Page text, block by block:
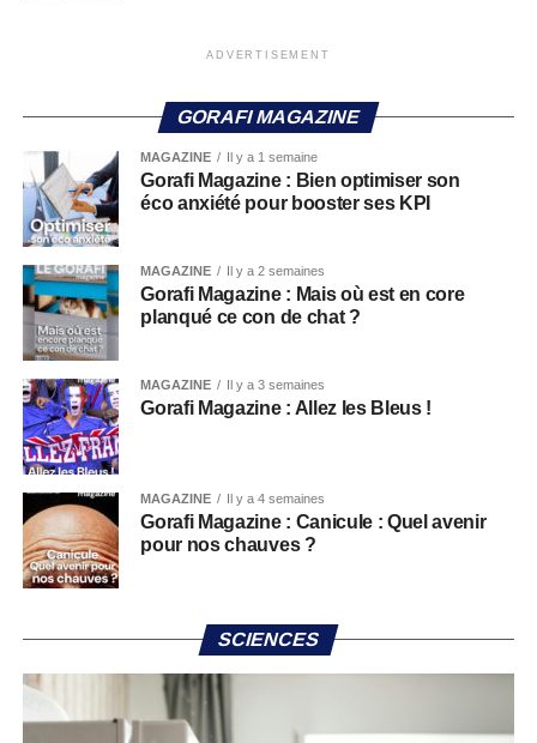
ADVERTISEMENT
GORAFI MAGAZINE
MAGAZINE Il y a 1 semaine
Gorafi Magazine : Bien optimiser son
éco anxiété pour booster ses KPI
MAGAZINE Il y a 2 semaines
Gorafi Magazine : Mais où est en core
planqué ce con de chat ?
MAGAZINE Il y a 3 semaines
Gorafi Magazine : Allez les Bleus !
MAGAZINE Il y a 4 semaines
Gorafi Magazine : Canicule : Quel avenir
pour nos chauves ?
SCIENCES